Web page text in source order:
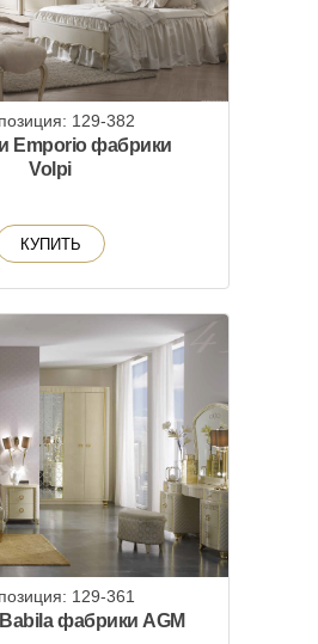
129-382
Emporio фабрики
Volpi
КУПИТЬ
129-361
фабрики AGM